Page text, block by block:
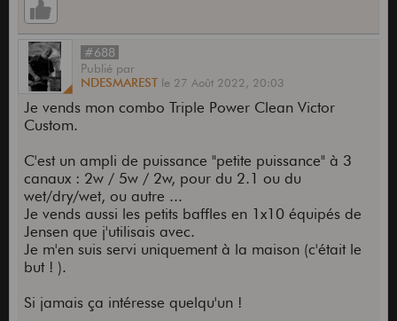
#688
Publié par
NDESMAREST le 27 Août 2022, 20:03
Je vends mon combo Triple Power Clean Victor
Custom.
C'est un ampli de puissance "petite puissance" à 3
canaux : 2w / 5w / 2w, pour du 2.1 ou du
wet/dry/wet, ou autre ...
Je vends aussi les petits baffles en 1x10 équipés de
Jensen que j'utilisais avec.
Je m'en suis servi uniquement à la maison (c'était le
but ! ).
Si jamais ça intéresse quelqu'un !